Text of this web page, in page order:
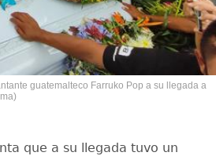
guatemalteco Farruko Pop a su llegada a
que a su llegada tuvo un